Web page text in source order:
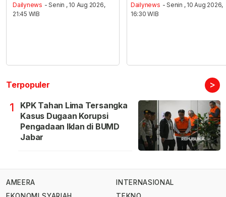
Dailynews - Senin , 10 Aug 2026,
21:45 WIB
Dailynews - Senin , 10 Aug 2026,
16:30 WIB
Terpopuler >
1
KPK Tahan Lima Tersangka
Kasus Dugaan Korupsi
Pengadaan Iklan di BUMD
Jabar
AMEERA
INTERNASIONAL